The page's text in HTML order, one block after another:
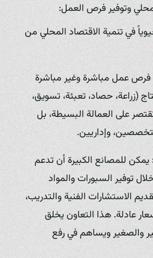
في تنمية الاقتصاد المحلي من
عمل مباشرة وغير مباشرة
(زراعة، حصاد، تعبئة، تسويق،
على العمالة البسيطة، بل
وإداريين.
يمكن للمصانع الكبيرة أن تدعم
توفير السبورات والمواد
الاستشارات الفنية والتدريب،
عادلة. هذا التعاون يخلق
والصغير ويساهم في رفع